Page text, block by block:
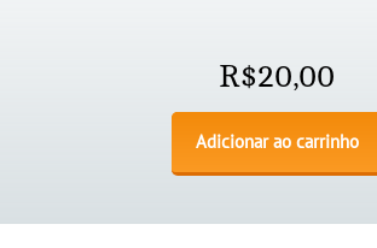
R$20,00
Adicionar ao carrinho